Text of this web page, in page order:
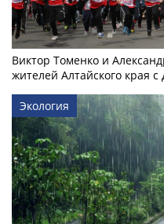
Виктор Томенко и
жителей Алтайского края
Экология